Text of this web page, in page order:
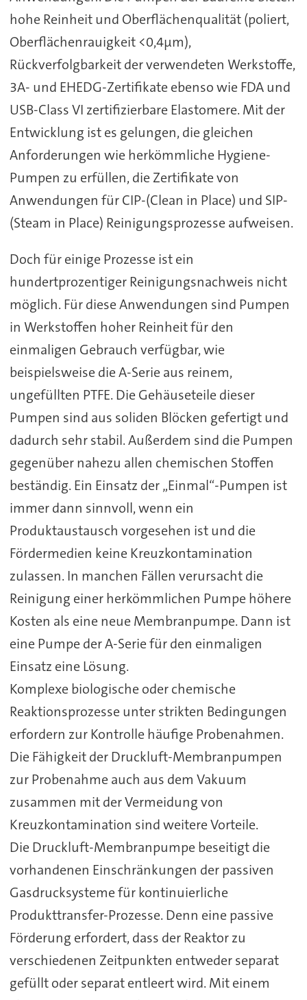
hohe Reinheit und Oberflächenqualität (poliert,
Oberflächenrauigkeit <0,4µm),
Rückverfolgbarkeit der verwendeten Werkstoffe,
3A- und EHEDG-Zertifikate ebenso wie FDA und
USB-Class VI zertifizierbare Elastomere. Mit der
Entwicklung ist es gelungen, die gleichen
Anforderungen wie herkömmliche Hygiene-
Pumpen zu erfüllen, die Zertifikate von
Anwendungen für CIP-(Clean in Place) und SIP-
(Steam in Place) Reinigungsprozesse aufweisen.
Doch für einige Prozesse ist ein
hundertprozentiger Reinigungsnachweis nicht
möglich. Für diese Anwendungen sind Pumpen
in Werkstoffen hoher Reinheit für den
einmaligen Gebrauch verfügbar, wie
beispielsweise die A-Serie aus reinem,
ungefüllten PTFE. Die Gehäuseteile dieser
Pumpen sind aus soliden Blöcken gefertigt und
dadurch sehr stabil. Außerdem sind die Pumpen
gegenüber nahezu allen chemischen Stoffen
beständig. Ein Einsatz der „Einmal“-Pumpen ist
immer dann sinnvoll, wenn ein
Produktaustausch vorgesehen ist und die
Fördermedien keine Kreuzkontamination
zulassen. In manchen Fällen verursacht die
Reinigung einer herkömmlichen Pumpe höhere
Kosten als eine neue Membranpumpe. Dann ist
eine Pumpe der A-Serie für den einmaligen
Einsatz eine Lösung.
Komplexe biologische oder chemische
Reaktionsprozesse unter strikten Bedingungen
erfordern zur Kontrolle häufige Probenahmen.
Die Fähigkeit der Druckluft-Membranpumpen
zur Probenahme auch aus dem Vakuum
zusammen mit der Vermeidung von
Kreuzkontamination sind weitere Vorteile.
Die Druckluft-Membranpumpe beseitigt die
vorhandenen Einschränkungen der passiven
Gasdrucksysteme für kontinuierliche
Produkttransfer-Prozesse. Denn eine passive
Förderung erfordert, dass der Reaktor zu
verschiedenen Zeitpunkten entweder separat
gefüllt oder separat entleert wird. Mit einem